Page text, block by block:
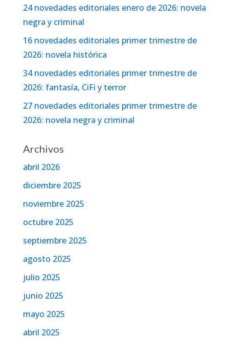
24 novedades editoriales enero de 2026: novela
negra y criminal
16 novedades editoriales primer trimestre de
2026: novela histórica
34 novedades editoriales primer trimestre de
2026: fantasía, CiFi y terror
27 novedades editoriales primer trimestre de
2026: novela negra y criminal
Archivos
abril 2026
diciembre 2025
noviembre 2025
octubre 2025
septiembre 2025
agosto 2025
julio 2025
junio 2025
mayo 2025
abril 2025